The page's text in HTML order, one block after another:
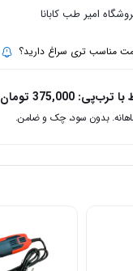
امیر طب کابانا
مناسب تری سراغ دارید؟
با ترب‌پی: 375,000 تومان